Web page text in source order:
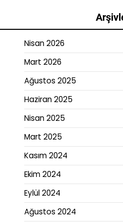
Nisan 2026
Mart 2026
Ağustos 2025
Haziran 2025
Nisan 2025
Mart 2025
Kasım 2024
Ekim 2024
Eylül 2024
Ağustos 2024